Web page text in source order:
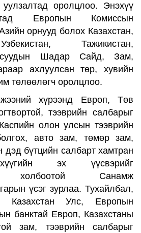
ад оролцлоо. Энэхүү
Европын Комиссын
орнууд болох Казахстан,
Тажикистан,
ШадарСайд, Зам,
ахлуулсан төр, хувийн
төлөөлөгч оролцлоо.
хүрээнд Европ, Төв
, тээврийн салбарыг
олон улсын тээврийн
авто зам, төмөр зам,
дэд бүтцийн салбарт хамтран
эх үүсвэрийг
холбоотой Санамж
гарын үсэг зурлаа. Тухайлбал,
Казахстан Улс, Европын
банктай Европ, Казахстаны
зам, тээврийн салбарыг